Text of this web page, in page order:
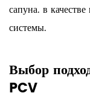
сапуна. в
системы.
Выбор
PCV